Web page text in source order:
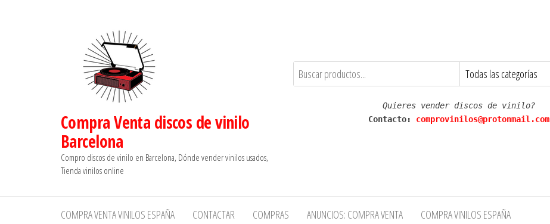
Compra Venta discos de vinilo
Barcelona
Compro discos de vinilo en Barcelona, Dónde vender vinilos usados,
Tienda vinilos online
Quieres vender discos de vinilo?
Contacto: comprovinilos@protonmail.com
COMPRA VENTA VINILOS ESPAÑA CONTACTAR COMPRAS ANUNCIOS: COMPRA VENTA COMPRA VINILOS ESPAÑA